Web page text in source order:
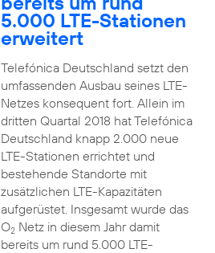
5.000 LTE-Stationen
erweitert
Telefónica Deutschland setzt den
umfassenden Ausbau seines LTE-
Netzes konsequent fort. Allein im
dritten Quartal 2018 hat Telefónica
Deutschland knapp 2.000 neue
LTE-Stationen errichtet und
bestehende Standorte mit
zusätzlichen LTE-Kapazitäten
aufgerüstet. Insgesamt wurde das
O2Netz in diesem Jahr damit
bereits um rund 5.000 LTE-